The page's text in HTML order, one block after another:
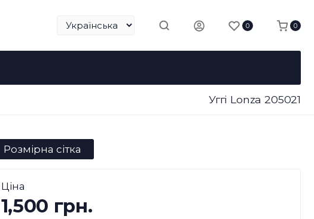
0 0
Уггі Lonza 205021
Розмірна сітка
Ціна
1,500 грн.